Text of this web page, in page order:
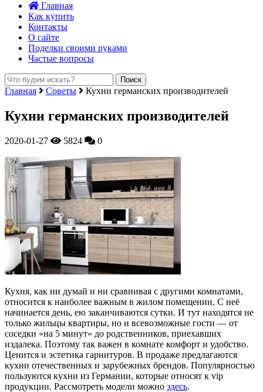
Главная
Как купить
Контакты
О сайте
Поделки своими руками
Частые вопросы
Главная Советы Кухни германских производителей
Кухни германских производителей
2020-01-27 5824 0
Кухня, как ни думай и ни сравнивая с другими комнатами,
относится к наиболее важным в жилом помещении. С неё
начинается день, ею заканчиваются сутки. И тут находятся не
только жильцы квартиры, но и всевозможные гости — от
соседки «на 5 минут» до родственников, приехавших
издалека. Поэтому так важен в комнате комфорт и удобство.
Ценится и эстетика гарнитуров. В продаже предлагаются
кухни отечественных и зарубежных брендов. Популярностью
пользуются кухни из Германии, которые относят к vip
продукции. Рассмотреть модели можно здесь.